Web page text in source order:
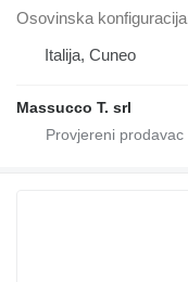
Osovinska konfiguracija
Italija, Cuneo
Massucco T. srl